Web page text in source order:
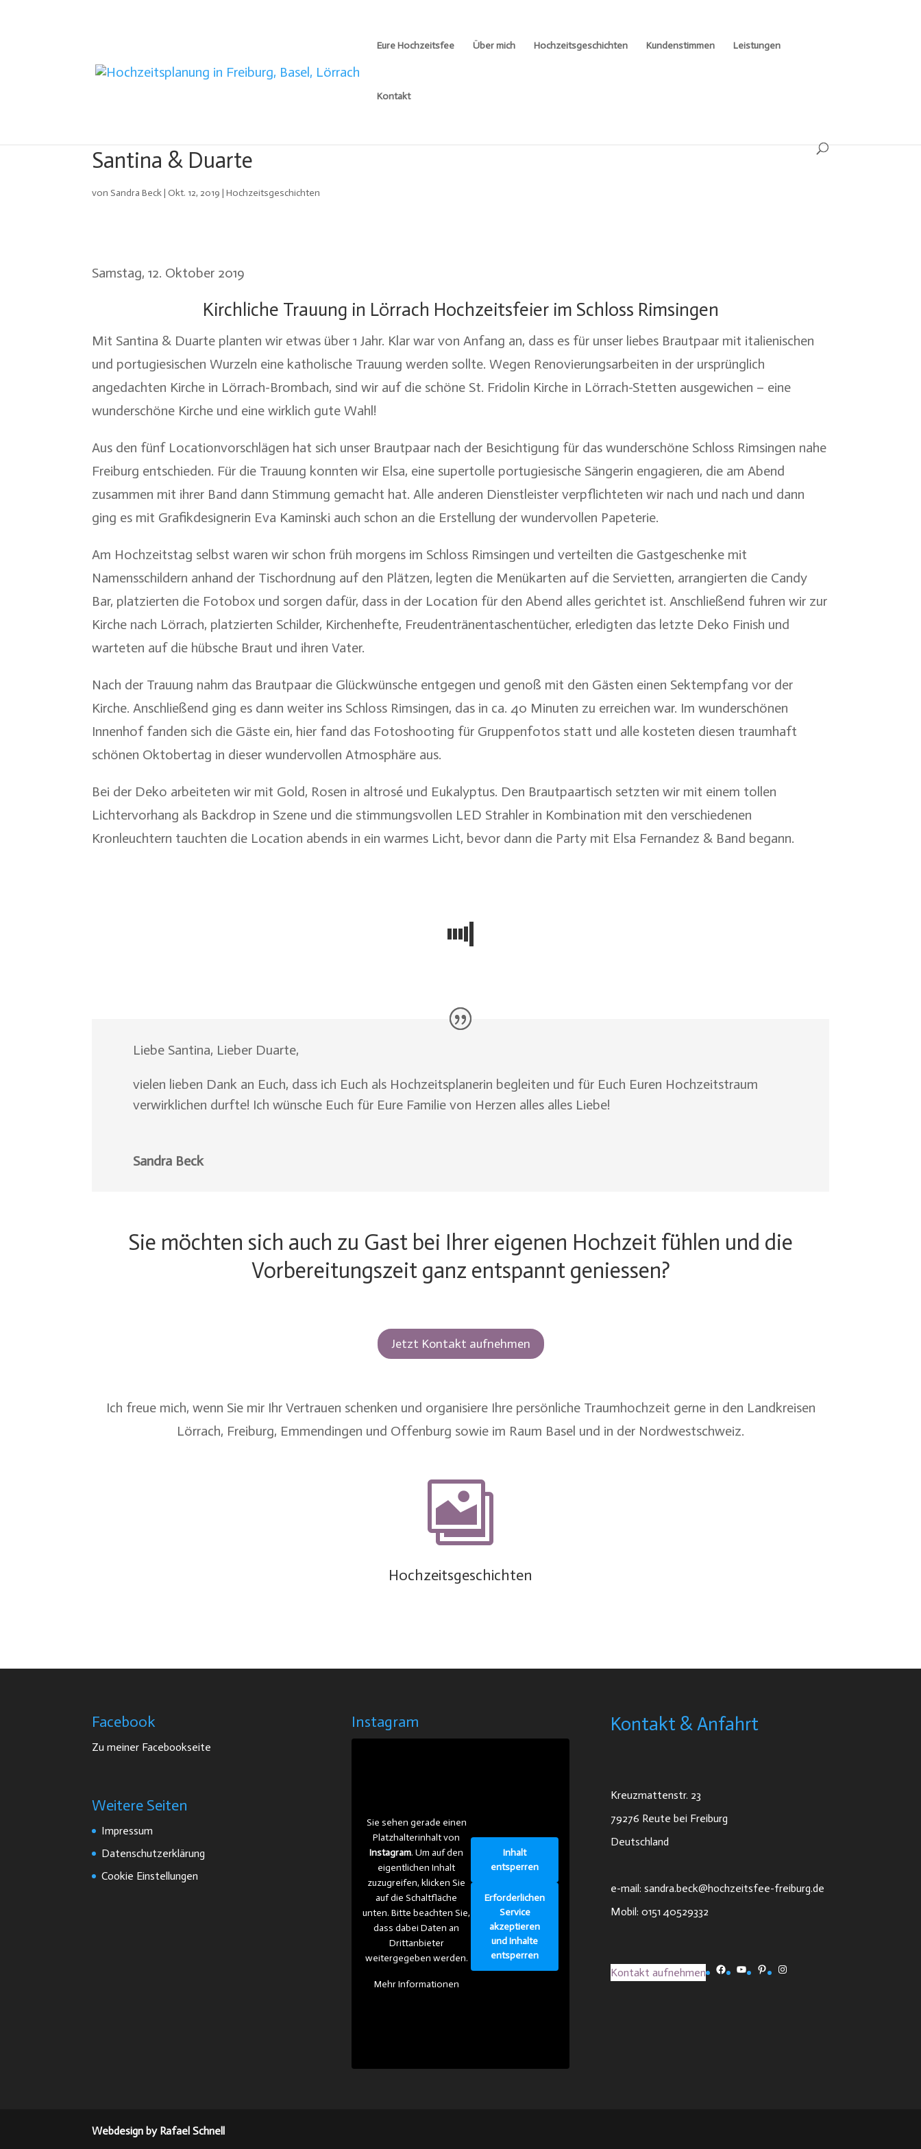
Eure Hochzeitsfee Über mich Hochzeitsgeschichten Kundenstimmen Leistungen
Kontakt
Santina & Duarte
von Sandra Beck |Okt. 12, 2019 |Hochzeitsgeschichten
Samstag, 12. Oktober 2019
Kirchliche Trauung in Lörrach Hochzeitsfeier im Schloss Rimsingen
Mit Santina & Duarte planten wir etwas über 1 Jahr. Klar war von Anfang an, dass es für unser liebes Brautpaar mit italienischen
und portugiesischen Wurzeln eine katholische Trauung werden sollte. Wegen Renovierungsarbeiten in der ursprünglich
angedachten Kirche in Lörrach-Brombach, sind wir auf die schöne St. Fridolin Kirche in Lörrach-Stetten ausgewichen – eine
wunderschöne Kirche und eine wirklich gute Wahl!
Aus den fünf Locationvorschlägen hat sich unser Brautpaar nach der Besichtigung für das wunderschöne Schloss Rimsingen nahe
Freiburg entschieden. Für die Trauung konnten wir Elsa, eine supertolle portugiesische Sängerin engagieren, die am Abend
zusammen mit ihrer Band dann Stimmung gemacht hat. Alle anderen Dienstleister verpflichteten wir nach und nach und dann
ging es mit Grafikdesignerin Eva Kaminski auch schon an die Erstellung der wundervollen Papeterie.
Am Hochzeitstag selbst waren wir schon früh morgens im Schloss Rimsingen und verteilten die Gastgeschenke mit
Namensschildern anhand der Tischordnung auf den Plätzen, legten die Menükarten auf die Servietten, arrangierten die Candy
Bar, platzierten die Fotobox und sorgen dafür, dass in der Location für den Abend alles gerichtet ist. Anschließend fuhren wir zur
Kirche nach Lörrach, platzierten Schilder, Kirchenhefte, Freudentränentaschentücher, erledigten das letzte Deko Finish und
warteten auf die hübsche Braut und ihren Vater.
Nach der Trauung nahm das Brautpaar die Glückwünsche entgegen und genoß mit den Gästen einen Sektempfang vor der
Kirche. Anschließend ging es dann weiter ins Schloss Rimsingen, das in ca. 40 Minuten zu erreichen war. Im wunderschönen
Innenhof fanden sich die Gäste ein, hier fand das Fotoshooting für Gruppenfotos statt und alle kosteten diesen traumhaft
schönen Oktobertag in dieser wundervollen Atmosphäre aus.
Bei der Deko arbeiteten wir mit Gold, Rosen in altrosé und Eukalyptus. Den Brautpaartisch setzten wir mit einem tollen
Lichtervorhang als Backdrop in Szene und die stimmungsvollen LED Strahler in Kombination mit den verschiedenen
Kronleuchtern tauchten die Location abends in ein warmes Licht, bevor dann die Party mit Elsa Fernandez & Band begann.
Liebe Santina, Lieber Duarte,
vielen lieben Dank an Euch, dass ich Euch als Hochzeitsplanerin begleiten und für Euch Euren Hochzeitstraum
verwirklichen durfte! Ich wünsche Euch für Eure Familie von Herzen alles alles Liebe!
Sandra Beck
Sie möchten sich auch zu Gast bei Ihrer eigenen Hochzeit fühlen und die
Vorbereitungszeit ganz entspannt geniessen?
Jetzt Kontakt aufnehmen
Ich freue mich, wenn Sie mir Ihr Vertrauen schenken und organisiere Ihre persönliche Traumhochzeit gerne in den Landkreisen
Lörrach, Freiburg, Emmendingen und Offenburg sowie im Raum Basel und in der Nordwestschweiz.

Hochzeitsgeschichten
Facebook
Zu meiner Facebookseite
Weitere Seiten
Impressum
Datenschutzerklärung
Cookie Einstellungen
Instagram
Sie sehen gerade einen
Platzhalterinhalt von
Instagram. Um auf den
eigentlichen Inhalt
zuzugreifen, klicken Sie
auf die Schaltfläche
unten. Bitte beachten Sie,
dass dabei Daten an
Drittanbieter
weitergegeben werden.
Mehr Informationen
Inhalt
entsperren
Erforderlichen
Service
akzeptieren
und Inhalte
entsperren
Kontakt & Anfahrt
Kreuzmattenstr. 23
79276 Reute bei Freiburg
Deutschland
e-mail: sandra.beck@hochzeitsfee-freiburg.de
Mobil: 0151 40529332
Kontakt aufnehmen Facebook
YouTubePinterestInstagram
Webdesign by Rafael Schnell